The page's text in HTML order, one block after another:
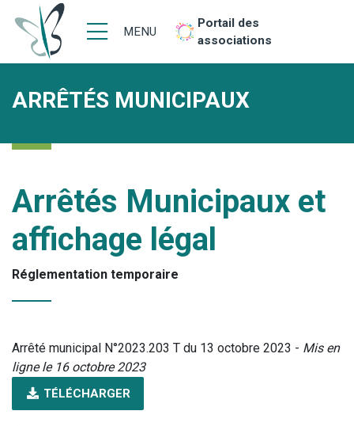
MENU
Portail des
associations
ARRÊTÉS MUNICIPAUX
Arrêtés Municipaux et
affichage légal
Réglementation temporaire
Arrêté municipal N°2023.203 T du 13 octobre 2023 - Mis en
ligne le 16 octobre 2023
TÉLÉCHARGER